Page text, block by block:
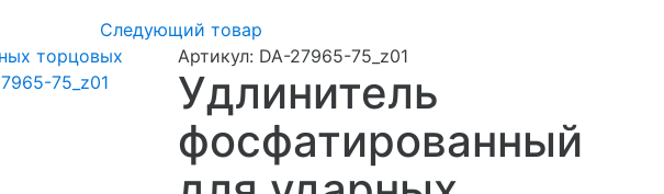
Следующий товар
Артикул: DA-27965-75_z01
Удлинитель
фосфатированный